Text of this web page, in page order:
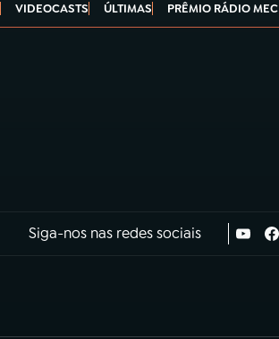
VIDEOCASTS ÚLTIMAS PRÊMIO RÁDIO MEC
Siga-nos nas redes sociais